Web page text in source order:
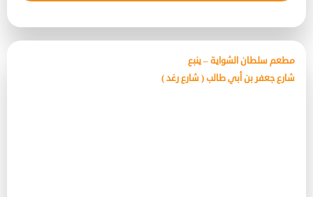
مطعم سلطان الشواية – ينبع
شارع جعفر بن أبي طالب ( شارع رغد )